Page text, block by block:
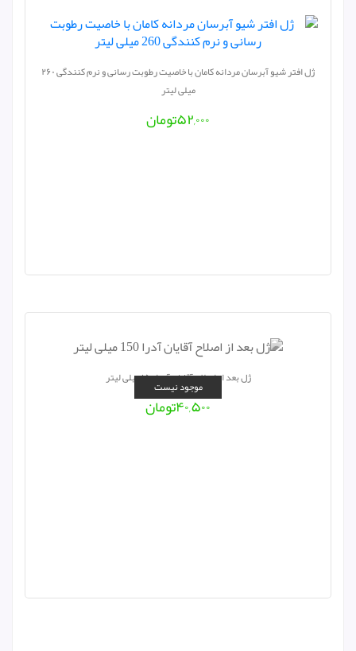
ژل افتر شیو آبرسان مردانه کامان با خاصیت رطوبت رسانی و نرم کنندگی ۲۶۰
میلی لیتر
۵۲,۰۰۰تومان
موجود نیست
ژل بعد از اصلاح آقایان آدرا ۱۵۰ میلی لیتر
۴۰,۵۰۰تومان